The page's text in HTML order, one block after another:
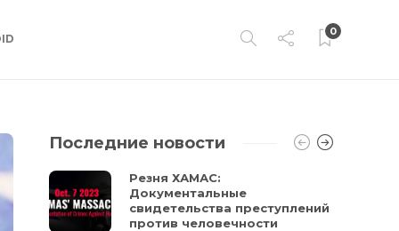
0
Последние новости
Резня ХАМАС:
Документальные
свидетельства преступлений
против человечности